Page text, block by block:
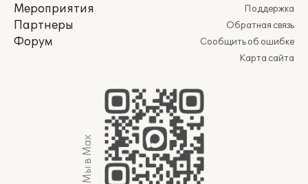
Мероприятия
Партнеры
Форум
Поддержка
Обратная связь
Сообщить об ошибке
Карта сайта
Мы в Max